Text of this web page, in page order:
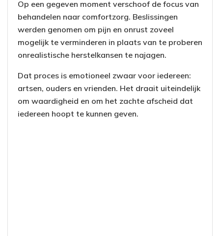
Op een gegeven moment verschoof de focus van
behandelen naar comfortzorg. Beslissingen
werden genomen om pijn en onrust zoveel
mogelijk te verminderen in plaats van te proberen
onrealistische herstelkansen te najagen.
Dat proces is emotioneel zwaar voor iedereen:
artsen, ouders en vrienden. Het draait uiteindelijk
om waardigheid en om het zachte afscheid dat
iedereen hoopt te kunnen geven.